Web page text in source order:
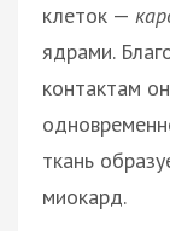
клеток —
ядрами.
контактам
ткань
миокард.